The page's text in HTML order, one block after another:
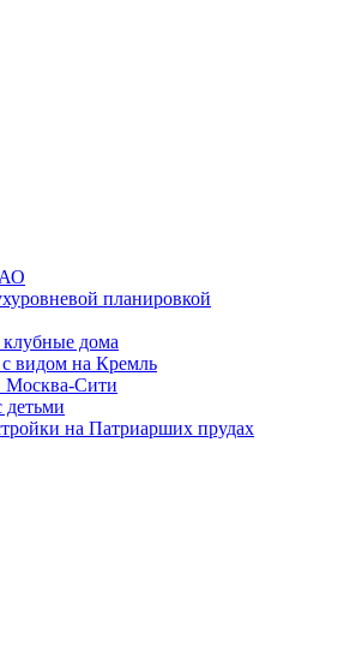
планировкой
дома
видом на Кремль
Москва-Сити
на Патриарших прудах